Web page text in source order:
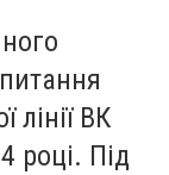
лінії ВК
році. Під